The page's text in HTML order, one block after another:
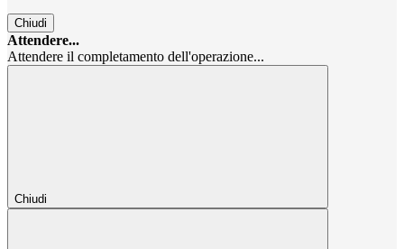
Chiudi
Attendere...
Attendere il completamento dell'operazione...
Chiudi